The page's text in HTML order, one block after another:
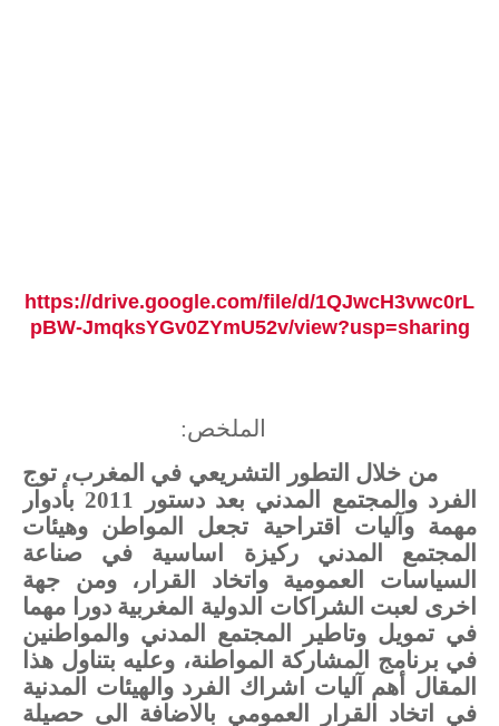
https://drive.google.com/file/d/1QJwcH3vwc0rL
pBW-JmqksYGv0ZYmU52v/view?usp=sharing
الملخص:
من خلال التطور التشريعي في المغرب، توج
الفرد والمجتمع المدني بعد دستور 2011 بأدوار
مهمة وآليات اقتراحية تجعل المواطن وهيئات
المجتمع المدني ركيزة اساسية في صناعة
السياسات العمومية واتخاد القرار، ومن جهة
اخرى لعبت الشراكات الدولية المغربية دورا مهما
في تمويل وتاطير المجتمع المدني والمواطنين
في برنامج المشاركة المواطنة، وعليه بتناول هذا
المقال أهم آليات اشراك الفرد والهيئات المدنية
في اتخاد القرار العمومي بالاضافة الى حصيلة